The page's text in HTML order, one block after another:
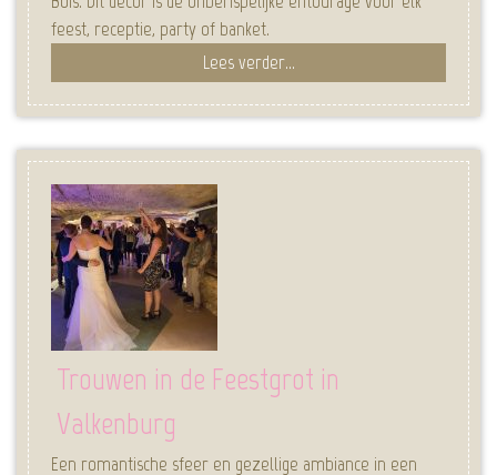
feest, receptie, party of banket.
Lees verder...
Trouwen in de Feestgrot in
Valkenburg
Een romantische sfeer en gezellige ambiance in een